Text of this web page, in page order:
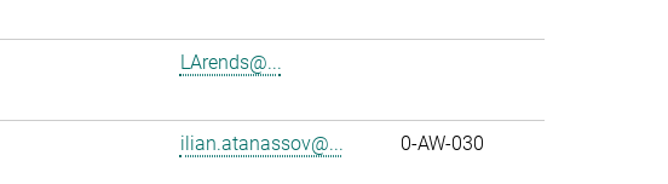
LArends@...
ilian.atanassov@... 0-AW-030